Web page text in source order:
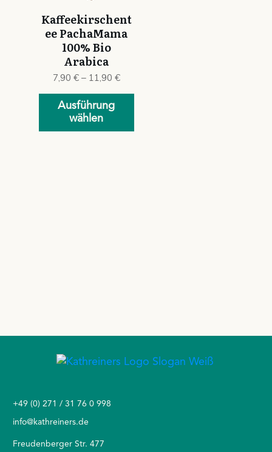
Kaffeekirschent
ee PachaMama
100% Bio
Arabica
7,90 €– 11,90 €
Ausführung
wählen
Die
Optionen
können
auf
der
Produktseite
gewählt
werden
+49 (0) 271 / 31 76 0 998
info@kathreiners.de
Freudenberger Str. 477